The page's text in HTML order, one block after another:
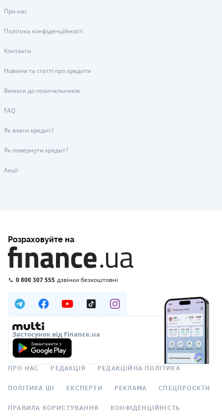
Про нас
Політика конфіденційності
Контакти
Новини та статті про кредити
Вимоги до позичальників
FAQ
Як взяти кредит?
Як повернути кредит?
Акції
Розраховуйте на
0 800 307 555 дзвінки безкоштовні
Застосунок від Finance.ua
ПРО НАС РЕДАКЦІЯ РЕДАКЦІЙНА ПОЛІТИКА
ПОЛІТИКА ШІ ЕКСПЕРТИ РЕКЛАМА СПЕЦПРОЄКТИ
ПРАВИЛА КОРИСТУВАННЯ КОНФІДЕНЦІЙНІСТЬ